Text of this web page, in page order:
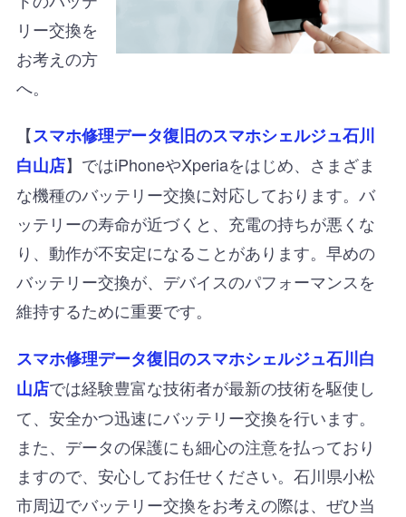
リー交換を
お考えの方
へ。
【スマホ修理データ復旧のスマホシェルジュ石川
白山店】ではiPhoneやXperiaをはじめ、さまざま
な機種のバッテリー交換に対応しております。バ
ッテリーの寿命が近づくと、充電の持ちが悪くな
り、動作が不安定になることがあります。早めの
バッテリー交換が、デバイスのパフォーマンスを
維持するために重要です。
スマホ修理データ復旧のスマホシェルジュ石川白
山店では経験豊富な技術者が最新の技術を駆使し
て、安全かつ迅速にバッテリー交換を行います。
また、データの保護にも細心の注意を払っており
ますので、安心してお任せください。石川県小松
市周辺でバッテリー交換をお考えの際は、ぜひ当